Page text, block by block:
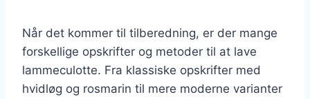
Når det kommer til tilberedning, er der mange
forskellige opskrifter og metoder til at lave
lammeculotte. Fra klassiske opskrifter med
hvidløg og rosmarin til mere moderne varianter